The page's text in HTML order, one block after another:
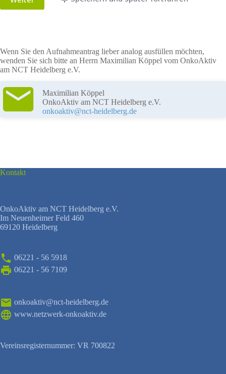
Wenn Sie den Aufnahmeantrag lieber analog ausfüllen möchten,
wenden Sie sich bitte an Herrn Maximilian Köppel vom OnkoAktiv
am NCT Heidelberg e.V.
Maximilian Köppel
OnkoAktiv am NCT Heidelberg e.V.
onkoaktiv@nct-heidelberg.de
Kontakt
OnkoAktiv am NCT Heidelberg e.V.
Im Neuenheimer Feld 460
69120 Heidelberg
06221 - 56 5918
06221 - 56 7109
onkoaktiv@nct-heidelberg.de
www.netzwerk-onkoaktiv.de
Vereinsregisternummer: VR 700822